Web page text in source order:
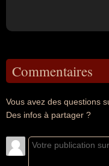
Commentaires
Vous avez des questions
Des infos à partager ?